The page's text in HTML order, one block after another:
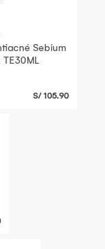
Sebium
S/ 105.90